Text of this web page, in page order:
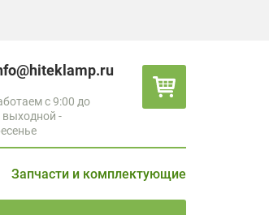
с 9:00 до
выходной -
Запчасти и комплектующие